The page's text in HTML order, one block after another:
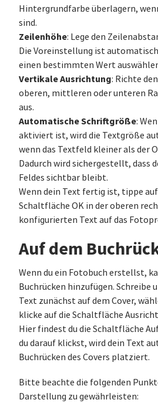
Hintergrundfarbe überlagern,
sind.
Zeilenhöhe: Lege den
Die Voreinstellung ist
einen bestimmten Wert
Vertikale Ausrichtung: Richte
oberen, mittleren oder unteren
aus.
Automatische Schriftgröße:
aktiviert ist, wird die Textgröße
wenn das Textfeld kleiner als der
Dadurch wird sichergestellt, dass
Feldes sichtbar bleibt.
Wenn dein Text fertig ist, tippe
Schaltfläche OK in der oberen
konfigurierten Text auf das
Auf dem
Wenn du ein Fotobuch erstellst,
Buchrücken hinzufügen. Schreibe
Text zunächst auf dem Cover,
klicke auf die Schaltfläche
Hier findest du die Schaltfläche
du darauf klickst, wird dein Text
Buchrücken des Covers platziert.
Bitte beachte die folgenden
Darstellung zu gewährleisten: